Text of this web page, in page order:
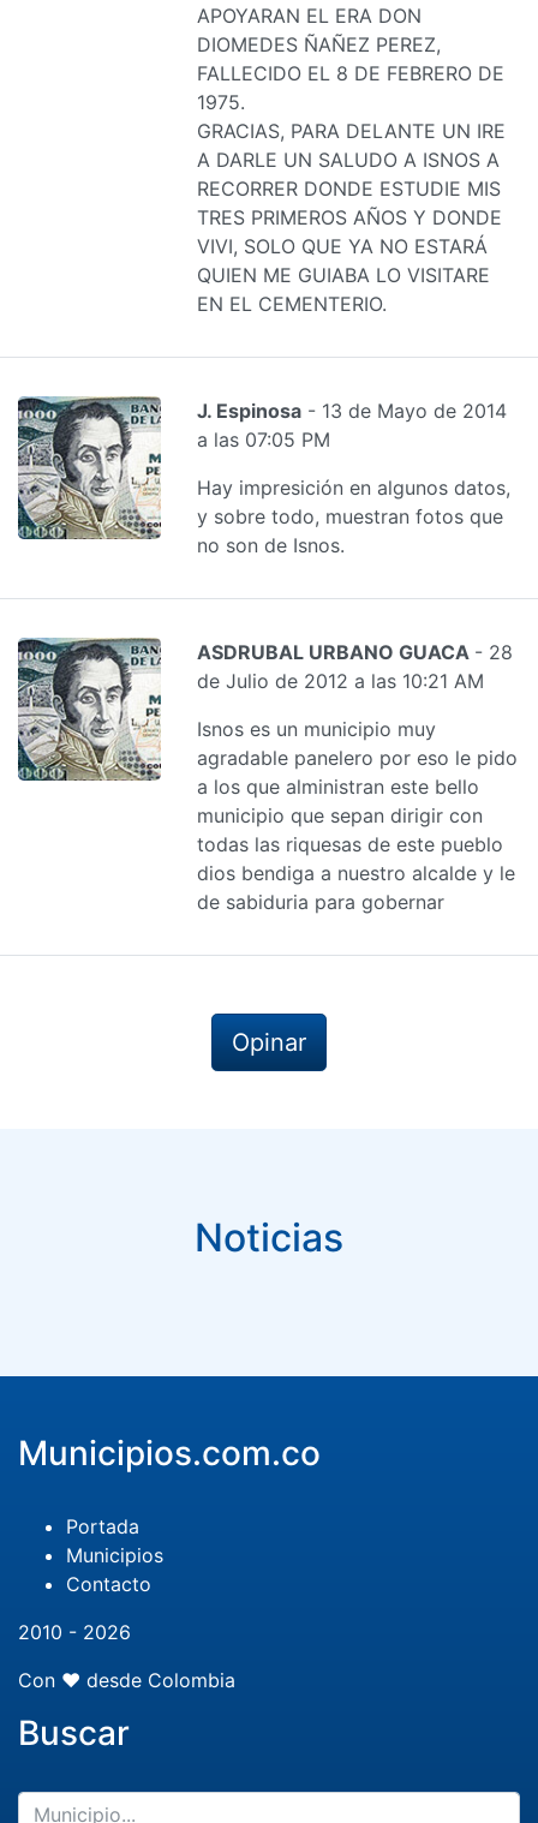
APOYARAN EL ERA DON
DIOMEDES ÑAÑEZ PEREZ,
FALLECIDO EL 8 DE FEBRERO DE
1975.
GRACIAS, PARA DELANTE UN IRE
A DARLE UN SALUDO A ISNOS A
RECORRER DONDE ESTUDIE MIS
TRES PRIMEROS AÑOS Y DONDE
VIVI, SOLO QUE YA NO ESTARÁ
QUIEN ME GUIABA LO VISITARE
EN EL CEMENTERIO.
J. Espinosa - 13 de Mayo de 2014
a las 07:05 PM
Hay impresición en algunos datos,
y sobre todo, muestran fotos que
no son de Isnos.
ASDRUBAL URBANO GUACA - 28
de Julio de 2012 a las 10:21 AM
Isnos es un municipio muy
agradable panelero por eso le pido
a los que alministran este bello
municipio que sepan dirigir con
todas las riquesas de este pueblo
dios bendiga a nuestro alcalde y le
de sabiduria para gobernar
Opinar
Noticias
Municipios.com.co
Portada
Municipios
Contacto
2010 - 2026
Con ❤️ desde Colombia
Buscar